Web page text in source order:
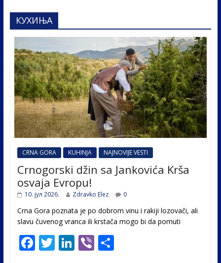
КУХИЊА
CRNA GORA KUHINJA NAJNOVIJE VESTI
Crnogorski džin sa Jankovića Krša
osvaja Evropu!
10. јул 2026. Zdravko Elez 0
Crna Gora poznata je po dobrom vinu i rakiji lozovači, ali
slavu čuvenog vranca ili krstača mogo bi da pomuti
F T Li Vi S